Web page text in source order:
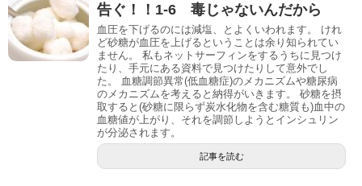
告ぐ！！1-6 毒じゃないんだから
血圧を下げるのには減塩、とよくいわれます。 けれ
ど砂糖が血圧を上げるということは余り知られてい
ません。 私もネットサーフィンをするうちに見つけ
たり、手元にある資料で見つけたりして意外でし
た。 血糖調節異常(低血糖症)のメカニズムや糖尿病
のメカニズムを考えると納得がいきます。 砂糖を摂
取すると(砂糖に限らず炭水化物を含む糖質も)血中の
血糖値が上がり、それを調節しようとインシュリン
が分泌されます。
記事を読む